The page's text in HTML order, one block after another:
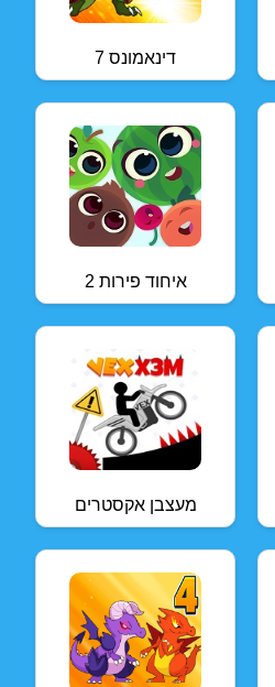
דינאמונס 7
איחוד פירות 2
מעצבן אקסטרים